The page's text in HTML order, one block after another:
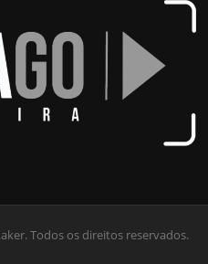
Todos os direitos reservados.